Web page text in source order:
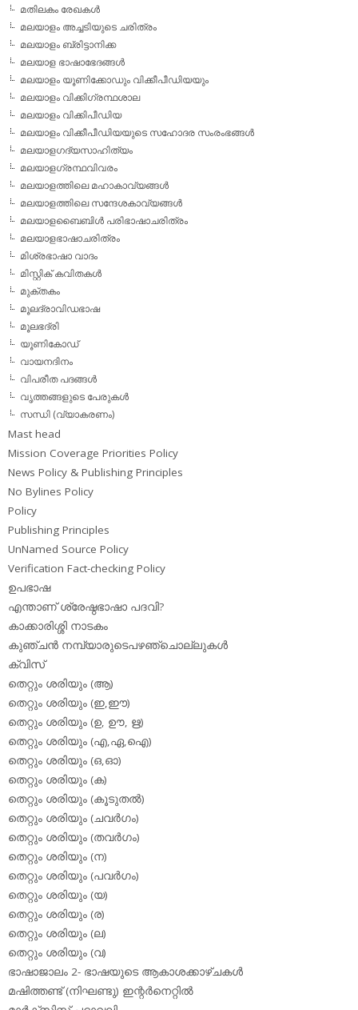
മതിലകം രേഖകള്‍
മലയാളം അച്ചടിയുടെ ചരിത്രം
മലയാളം ബ്രിട്ടാനിക്ക
മലയാള ഭാഷാഭേദങ്ങള്‍
മലയാളം യൂണിക്കോഡും വിക്കീപീഡിയയും
മലയാളം വിക്കിഗ്രന്ഥശാല
മലയാളം വിക്കിപീഡിയ
മലയാളം വിക്കീപീഡിയയുടെ സഹോദര സംരംഭങ്ങള്‍
മലയാളഗദ്യസാഹിത്യം
മലയാളഗ്രന്ഥവിവരം
മലയാളത്തിലെ മഹാകാവ്യങ്ങള്‍
മലയാളത്തിലെ സന്ദേശകാവ്യങ്ങള്‍
മലയാളബൈബിള്‍ പരിഭാഷാചരിത്രം
മലയാളഭാഷാചരിത്രം
മിശ്രഭാഷാ വാദം
മിസ്റ്റിക് കവിതകള്‍
മുക്തകം
മൂലദ്രാവിഡഭാഷ
മൂലഭദ്രി
യൂണികോഡ്
വായനദിനം
വിപരീത പദങ്ങള്‍
വൃത്തങ്ങളുടെ പേരുകള്‍
സന്ധി (വ്യാകരണം)
Mast head
Mission Coverage Priorities Policy
News Policy & Publishing Principles
No Bylines Policy
Policy
Publishing Principles
UnNamed Source Policy
Verification Fact-checking Policy
ഉപഭാഷ
എന്താണ് ശ്രേഷ്ഠഭാഷാ പദവി?
കാക്കാരിശ്ശി നാടകം
കുഞ്ചന്‍ നമ്പ്യാരുടെപഴഞ്ചൊല്ലുകള്‍
ക്വിസ്
തെറ്റും ശരിയും (ആ)
തെറ്റും ശരിയും (ഇ,ഈ)
തെറ്റും ശരിയും (ഉ, ഊ, ഋ)
തെറ്റും ശരിയും (എ,ഏ,ഐ)
തെറ്റും ശരിയും (ഒ,ഓ)
തെറ്റും ശരിയും (ക)
തെറ്റും ശരിയും (കൂടുതല്‍)
തെറ്റും ശരിയും (ചവര്‍ഗം)
തെറ്റും ശരിയും (തവര്‍ഗം)
തെറ്റും ശരിയും (ന)
തെറ്റും ശരിയും (പവര്‍ഗം)
തെറ്റും ശരിയും (യ)
തെറ്റും ശരിയും (ര)
തെറ്റും ശരിയും (ല)
തെറ്റും ശരിയും (വ)
ഭാഷാജാലം 2- ഭാഷയുടെ ആകാശക്കാഴ്ചകള്‍
മഷിത്തണ്ട് (നിഘണ്ടു) ഇന്റര്‍നെറ്റില്‍